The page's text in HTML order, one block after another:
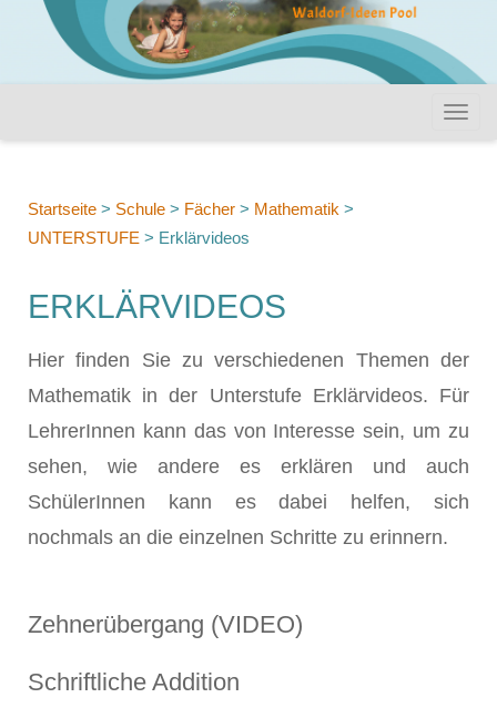
Startseite > Schule > Fächer > Mathematik >
UNTERSTUFE > Erklärvideos
ERKLÄRVIDEOS
Hier finden Sie zu verschiedenen Themen der
Mathematik in der Unterstufe Erklärvideos. Für
LehrerInnen kann das von Interesse sein, um zu
sehen, wie andere es erklären und auch
SchülerInnen kann es dabei helfen, sich
nochmals an die einzelnen Schritte zu erinnern.
Zehnerübergang (VIDEO)
Schriftliche Addition